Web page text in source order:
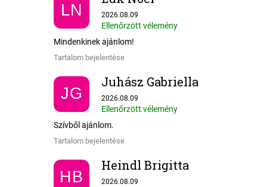
LN Az áruház értékelése 5-ből 5 csillag.
2026.08.09
Ellenőrzött vélemény
Mindenkinek ajánlom!
Tartalom bejelentése
JG
Juhász Gabriella
Az áruház értékelése 5-ből 5 csillag.
2026.08.09
Ellenőrzött vélemény
Szívből ajánlom.
Tartalom bejelentése
HB
Heindl Brigitta
Az áruház értékelése 5-ből 5 csillag.
2026.08.09